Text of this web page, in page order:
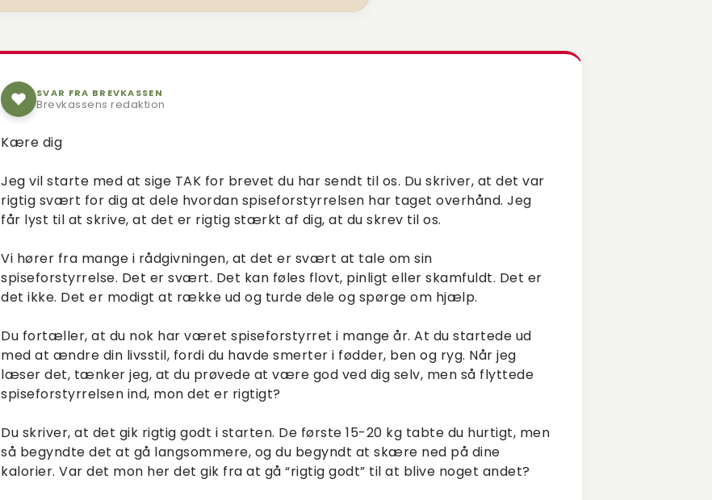
SVAR FRA BREVKASSEN
Brevkassens redaktion
Kære dig
Jeg vil starte med at sige TAK for brevet du har sendt til os. Du skriver, at det var
rigtig svært for dig at dele hvordan spiseforstyrrelsen har taget overhånd. Jeg
får lyst til at skrive, at det er rigtig stærkt af dig, at du skrev til os.
Vi hører fra mange i rådgivningen, at det er svært at tale om sin
spiseforstyrrelse. Det er svært. Det kan føles flovt, pinligt eller skamfuldt. Det er
det ikke. Det er modigt at række ud og turde dele og spørge om hjælp.
Du fortæller, at du nok har været spiseforstyrret i mange år. At du startede ud
med at ændre din livsstil, fordi du havde smerter i fødder, ben og ryg. Når jeg
læser det, tænker jeg, at du prøvede at være god ved dig selv, men så flyttede
spiseforstyrrelsen ind, mon det er rigtigt?
Du skriver, at det gik rigtig godt i starten. De første 15-20 kg tabte du hurtigt, men
så begyndte det at gå langsommere, og du begyndt at skære ned på dine
kalorier. Var det mon her det gik fra at gå “rigtig godt” til at blive noget andet?